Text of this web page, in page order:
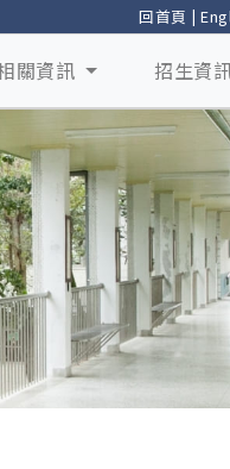
回首頁 |
關資訊 招生資